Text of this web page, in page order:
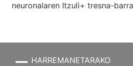
neuronalaren Itzuli+ tresna-
HARREMANETARAKO